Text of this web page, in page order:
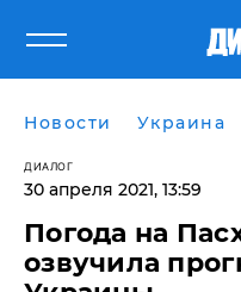
Новости Украина
ДИАЛОГ
30 апреля 2021, 13:59
Погода на
озвучила